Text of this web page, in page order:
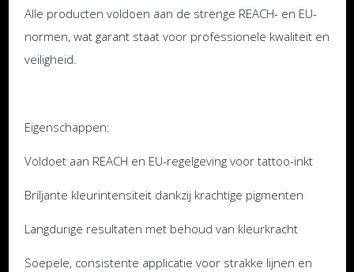
Alle producten voldoen aan de strenge REACH- en EU-
normen, wat garant staat voor professionele kwaliteit en
veiligheid.
Eigenschappen:
Voldoet aan REACH en EU-regelgeving voor tattoo-inkt
Briljante kleurintensiteit dankzij krachtige pigmenten
Langdurige resultaten met behoud van kleurkracht
Soepele, consistente applicatie voor strakke lijnen en